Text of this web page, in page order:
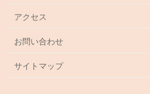
アクセス
お問い合わせ
サイトマップ